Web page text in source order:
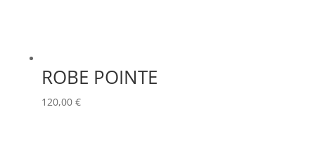
ROBE POINTE
120,00 €